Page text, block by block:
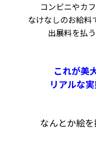
コンビニやカ
なけなしのお給料
出展料を払
これが美
リアルな
なんとか絵